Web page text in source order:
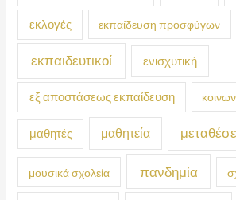
εκλογές εκπαίδευση προσφύγων
εκπαιδευτικοί ενισχυτική
εξ αποστάσεως εκπαίδευση
μαθητές μαθητεία
μουσικά σχολεία πανδημία